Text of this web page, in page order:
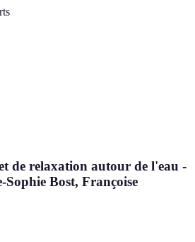
de relaxation autour de l'eau -
Bost, Françoise